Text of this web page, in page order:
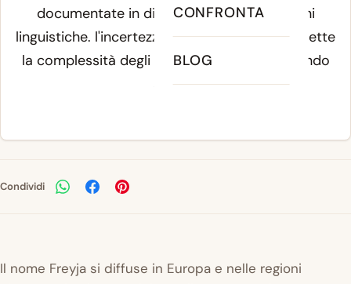
CONFRONTA
BLOG
documentate in diverse culture e tradizioni
linguistiche. l'incertezza sull'origine precisa riflette
la complessità degli scambi culturali nel mondo
antico.
Condividi
Il nome Freyja si diffuse in Europa e nelle regioni